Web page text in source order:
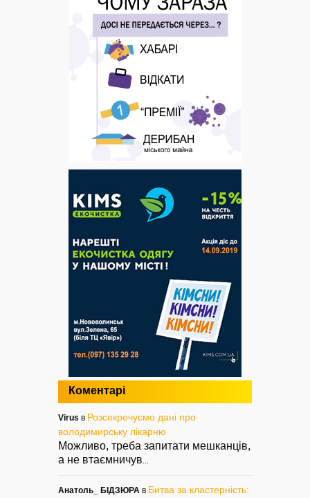
Коментарі
Virus в Розсекречуємо дані про
володимирську лікарню
Можливо, треба запитати мешканців,
а не втаємничув
Анатоль_ БІДЗЮРА в Битва за кластерність: